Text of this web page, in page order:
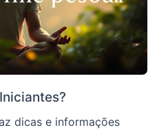
dicas e informações